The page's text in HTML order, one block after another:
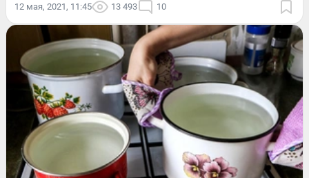
12 мая, 2021, 11:45 13 493 10